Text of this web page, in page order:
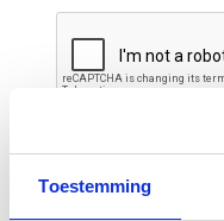
Toestemming